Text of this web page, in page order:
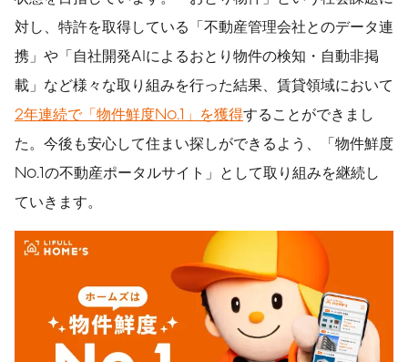
対し、特許を取得している「不動産管理会社とのデータ連
携」や「自社開発AIによるおとり物件の検知・自動非掲
載」など様々な取り組みを行った結果、賃貸領域において
2年連続で「物件鮮度No.1」を獲得することができまし
た。今後も安心して住まい探しができるよう、「物件鮮度
No.1の不動産ポータルサイト」として取り組みを継続し
ていきます。